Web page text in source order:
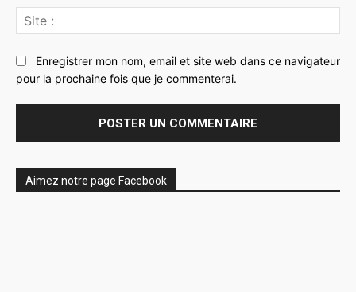
:
Enregistrer mon nom, email et site web dans ce navigateur
pour la prochaine fois que je commenterai.
Aimez notre page Facebook